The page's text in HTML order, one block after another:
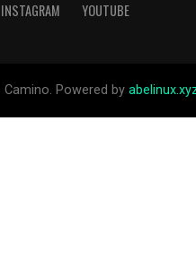
INSTAGRAM YOUTUBE
Powered by